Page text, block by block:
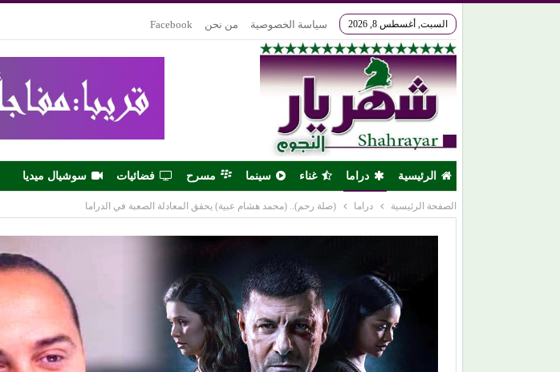
السبت, أغسطس 8, 2026 سياسة الخصوصية من نحن Facebook
الرئيسية دراما غناء سينما مسرح فضائيات سوشيال ميديا
الصفحة الرئيسية دراما (صلة رحم).. (محمد هشام عبية) يحقق المعادلة الصعبة في الدراما